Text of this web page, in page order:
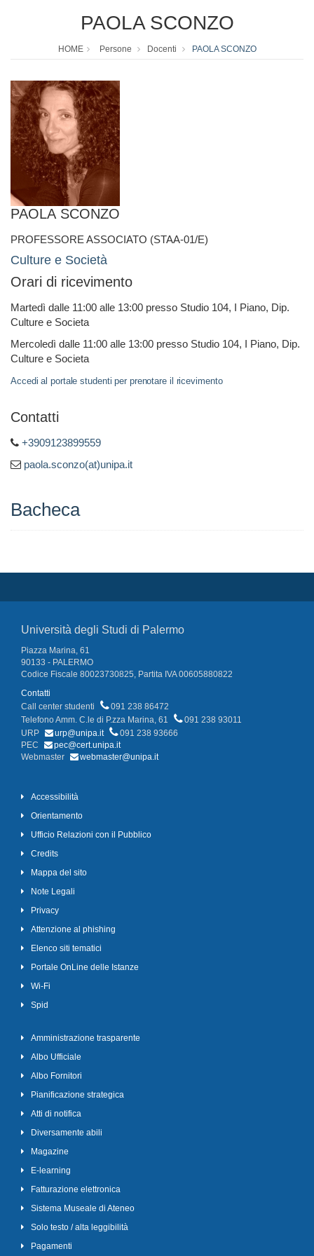
PAOLA SCONZO
HOME Persone Docenti PAOLA SCONZO
PAOLA SCONZO
PROFESSORE ASSOCIATO (STAA-01/E)
Culture e Società
Orari di ricevimento
Martedì dalle 11:00 alle 13:00 presso Studio 104, I Piano, Dip.
Culture e Societa
Mercoledì dalle 11:00 alle 13:00 presso Studio 104, I Piano, Dip.
Culture e Societa
Accedi al portale studenti per prenotare il ricevimento
Contatti
+3909123899559
paola.sconzo(at)unipa.it
Bacheca
Università degli Studi di Palermo
Piazza Marina, 61
90133 - PALERMO
Codice Fiscale 80023730825, Partita IVA 00605880822
Contatti
Call center studenti
091 238 86472
Telefono Amm. C.le di P.zza Marina, 61
091 238 93011
URP
urp@unipa.it
091 238 93666
PEC
pec@cert.unipa.it
Webmaster
webmaster@unipa.it
Accessibilità
Orientamento
Ufficio Relazioni con il Pubblico
Credits
Mappa del sito
Note Legali
Privacy
Attenzione al phishing
Elenco siti tematici
Portale OnLine delle Istanze
Wi-Fi
Spid
Amministrazione trasparente
Albo Ufficiale
Albo Fornitori
Pianificazione strategica
Atti di notifica
Diversamente abili
Magazine
E-learning
Fatturazione elettronica
Sistema Museale di Ateneo
Solo testo / alta leggibilità
Pagamenti